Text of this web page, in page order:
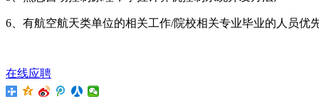
6、有航空航天类单位的相关工作/院校相关专业毕业的人员优
在线应聘